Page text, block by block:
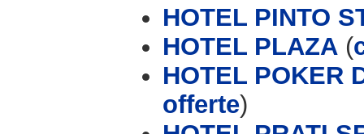
HOTEL PINTO
HOTEL PLAZA (
HOTEL POKER
offerte)